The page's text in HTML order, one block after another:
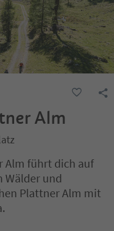
Alm
Alm führt dich auf
Wälder und
Plattner Alm mit